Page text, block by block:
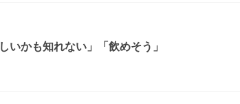
いかも知れない」「飲めそう」